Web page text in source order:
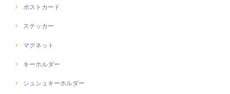
ポストカード
ステッカー
マグネット
キーホルダー
シュシュキーホルダー